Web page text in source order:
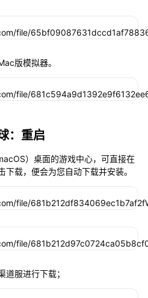
版模拟器。
：重启
）桌面的游戏中心，可直接在
载，便会为您自动下载并安装。
服进行下载；